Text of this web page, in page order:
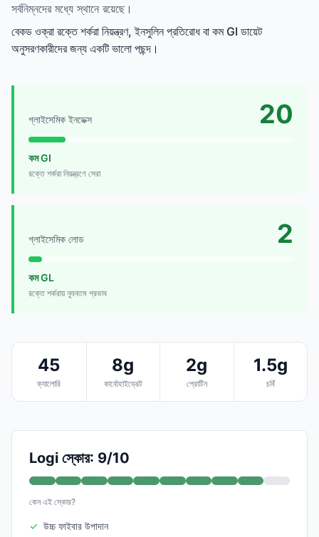
সর্বনিম্নদের মধ্যে স্থানে রয়েছে।
বেকড ওক্রা রক্তে শর্করা নিয়ন্ত্রণ, ইনসুলিন প্রতিরোধ বা কম GI ডায়েট
অনুসরণকারীদের জন্য একটি ভালো পছন্দ।
গ্লাইসেমিক ইনডেক্স 20
কম GI
রক্তে শর্করা নিয়ন্ত্রণে সেরা
গ্লাইসেমিক লোড 2
কম GL
রক্তে শর্করায় ন্যূনতম প্রভাব
45
ক্যালোরি
8g
কার্বোহাইড্রেট
2g
প্রোটিন
1.5g
চর্বি
Logi স্কোর: 9/10
কেন এই স্কোর?
✓ উচ্চ ফাইবার উপাদান